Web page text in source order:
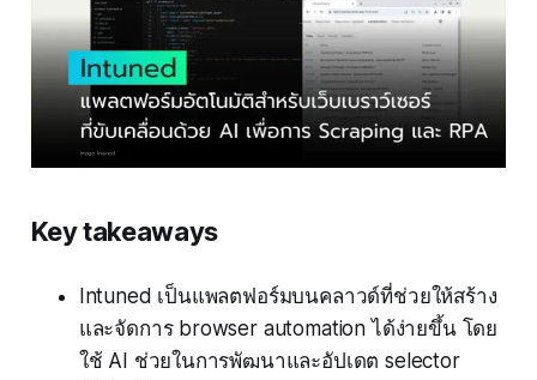
Key takeaways
Intuned เป็นแพลตฟอร์มบนคลาวด์ที่ช่วยให้สร้าง
และจัดการ browser automation ได้ง่ายขึ้น โดย
ใช้ AI ช่วยในการพัฒนาและอัปเดต selector